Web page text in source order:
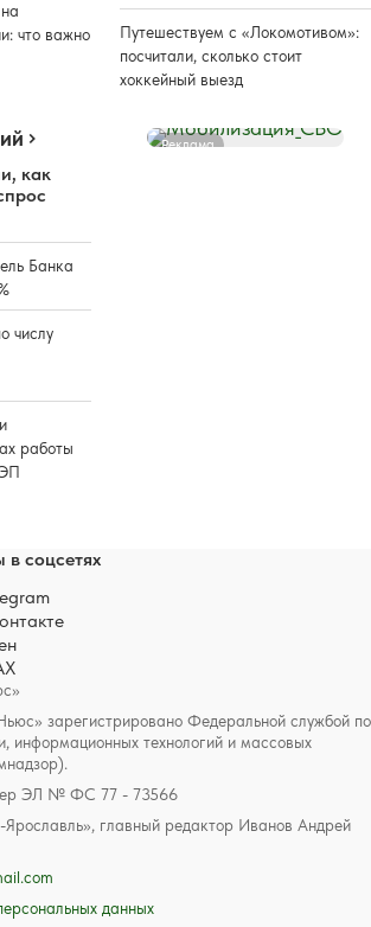
что важно
Путешествуем с «Локомотивом»:
посчитали, сколько стоит
хоккейный выезд
как
Банка
числу
работы
Реклама
зарегистрировано Федеральной службой по
информационных технологий и массовых
ЭЛ № ФС 77 - 73566
главный редактор Иванов Андрей
данных
соцсетях